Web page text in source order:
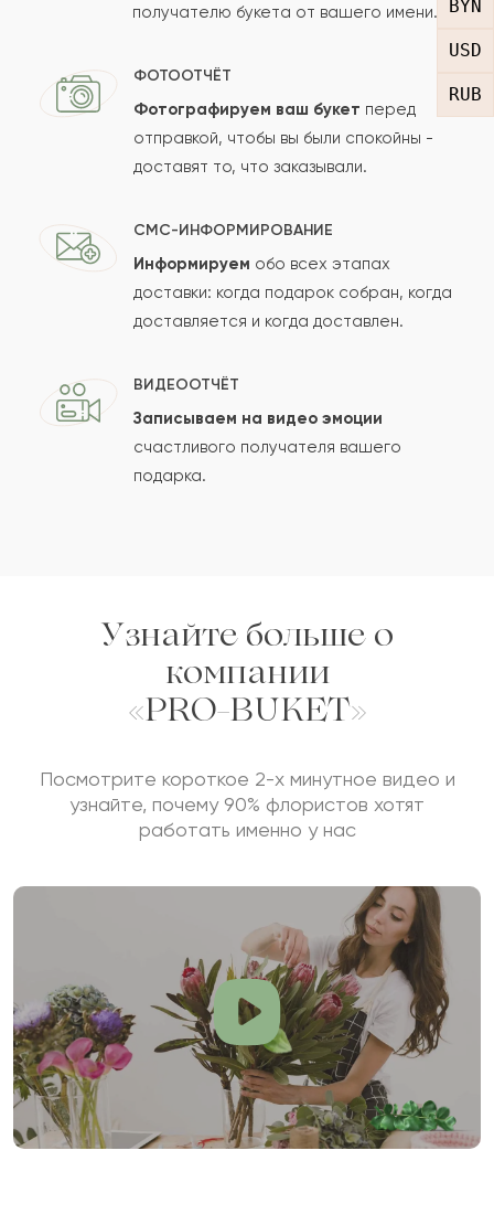
BYN
USD
RUB
Pavel33
Спасибо за постоянный широкий ассортимен
красивых букетов и часто уникальных, за
оперативную доставку и онлайн оплату, за
работу в круглосуточном режиме.
А Александра
Розы это классика. Всегда к месту. На любой
случай. Букет понравился дочке. Благодарим!
Катира
Оставить свой отзыв
Рейтинг:
Отзыв
получателю букета от вашего имени.
ФОТООТЧЁТ
Фотографируем ваш букет перед
отправкой, чтобы вы были спокойны -
доставят то, что заказывали.
СМС-ИНФОРМИРОВАНИЕ
Информируем обо всех этапах
доставки: когда подарок собран, когда
доставляется и когда доставлен.
ВИДЕООТЧЁТ
Записываем на видео эмоции
счастливого получателя вашего
подарка.
Узнайте больше о
компании
«PRO-BUKET»
Посмотрите короткое 2-х минутное видео и
узнайте, почему 90% флористов хотят
работать именно у нас